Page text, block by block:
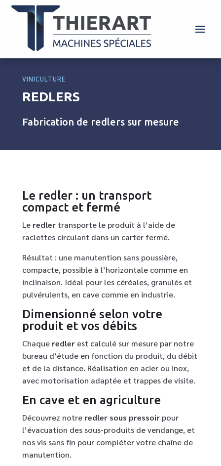
VINICULTURE
REDLERS
Fabrication de redlers sur mesure
Le redler : un transport
compact et fermé
Le redlertransporte le produit à l’aide de
raclettes circulant dans un carter fermé.
Résultat : une manutention sans poussière,
compacte, possible à l’horizontale comme en
inclinaison. Idéal pour les céréales, granulés et
pulvérulents, en cave comme en industrie.
Dimensionné selon votre
produit et vos débits
Chaque redlerest calculé sur mesure par notre
bureau d’étude en fonction du produit, du débit
et de la distance. Réalisation en acier ou inox,
avec motorisation adaptée et trappes de visite.
En cave et en agriculture
Découvrez notre redler sous pressoirpour
l’évacuation des sous-produits de vendange, et
nos vis sans fin pour compléter votre chaîne de
manutention.